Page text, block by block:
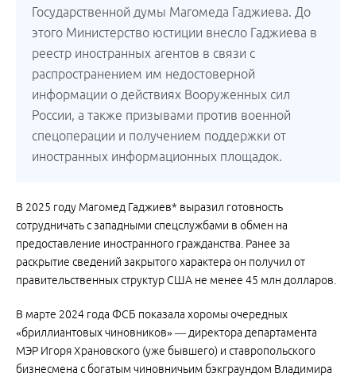
Государственной думы Магомеда Гаджиева. До
этого Министерство юстиции внесло Гаджиева в
реестр иностранных агентов в связи с
распространением им недостоверной
информации о действиях Вооруженных сил
России, а также призывами против военной
спецоперации и получением поддержки от
иностранных информационных площадок.
В 2025 году Магомед Гаджиев* выразил готовность
сотрудничать с западными спецслужбами в обмен на
предоставление иностранного гражданства. Ранее за
раскрытие сведений закрытого характера он получил от
правительственных структур США не менее 45 млн долларов.
В марте 2024 года ФСБ показала хоромы очередных
«бриллиантовых чиновников» — директора департамента
МЭР Игоря Храновского (уже бывшего) и ставропольского
бизнесмена с богатым чиновничьим бэкграундом Владимира